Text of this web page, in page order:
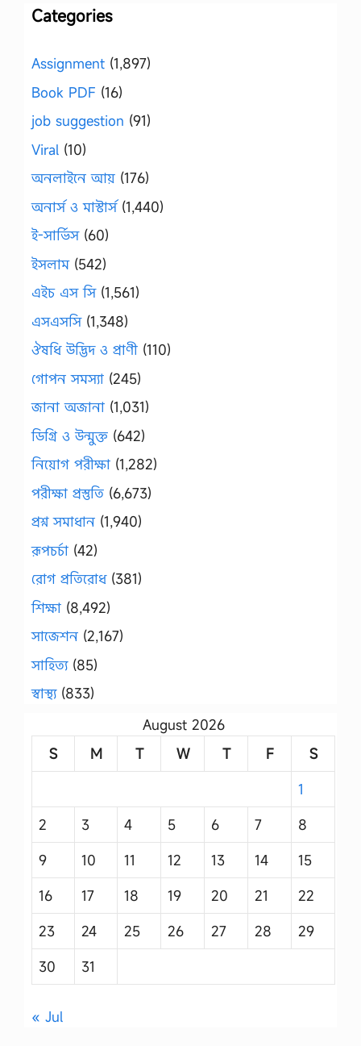
Categories
Assignment (1,897)
Book PDF (16)
job suggestion (91)
Viral (10)
অনলাইনে আয় (176)
অনার্স ও মাস্টার্স(1,440)
ই-সার্ভিস(60)
ইসলাম(542)
এইচ এস সি(1,561)
এসএসসি(1,348)
ঔষধি উদ্ভিদ ও প্রাণী (110)
গোপন সমস্যা (245)
জানা অজানা (1,031)
ডিগ্রি ও উন্মুক্ত (642)
নিয়োগ পরীক্ষা (1,282)
পরীক্ষা প্রস্তুতি (6,673)
প্রশ্ন সমাধান (1,940)
রূপচর্চা (42)
রোগ প্রতিরোধ(381)
শিক্ষা (8,492)
সাজেশন (2,167)
সাহিত্য(85)
স্বাস্থ্য(833)
August 2026
S
M T W T F
S
1
2
3 4 5 6 7
8
9
10 11 12 13 14
15
16
17 18 19 20 21
22
23
24 25 26 27 28
29
30
31
« Jul